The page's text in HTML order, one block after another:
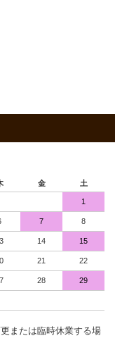
金 土
1
7 8
14 15
21 22
28 29
または臨時休業する場